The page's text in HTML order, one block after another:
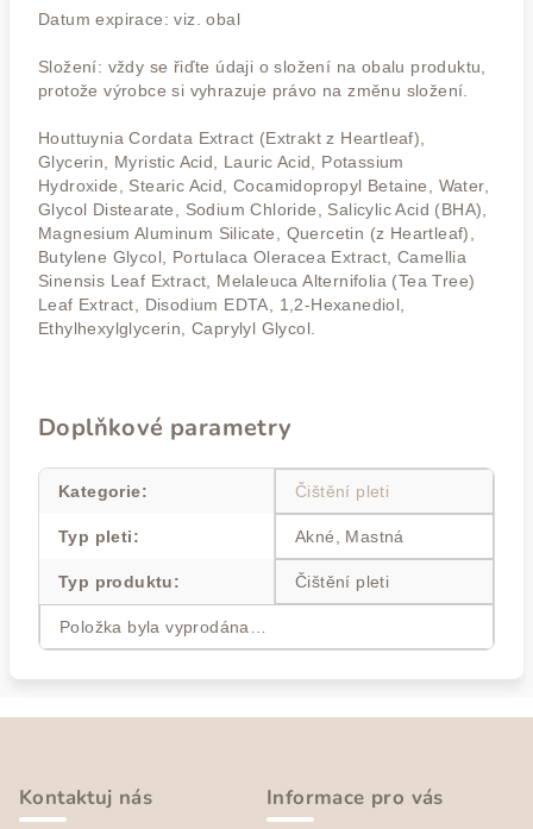
Datum expirace: viz. obal
Složení: vždy se řiďte údaji o složení na obalu produktu,
protože výrobce si vyhrazuje právo na změnu složení.
Houttuynia Cordata Extract (Extrakt z Heartleaf),
Glycerin, Myristic Acid, Lauric Acid, Potassium
Hydroxide, Stearic Acid, Cocamidopropyl Betaine, Water,
Glycol Distearate, Sodium Chloride, Salicylic Acid (BHA),
Magnesium Aluminum Silicate, Quercetin (z Heartleaf),
Butylene Glycol, Portulaca Oleracea Extract, Camellia
Sinensis Leaf Extract, Melaleuca Alternifolia (Tea Tree)
Leaf Extract, Disodium EDTA, 1,2-Hexanediol,
Ethylhexylglycerin, Caprylyl Glycol.
Doplňkové parametry
Kategorie: Čištění pleti
Typ pleti: Akné, Mastná
Typ produktu: Čištění pleti
Položka byla vyprodána…
Kontaktuj nás Informace pro vás